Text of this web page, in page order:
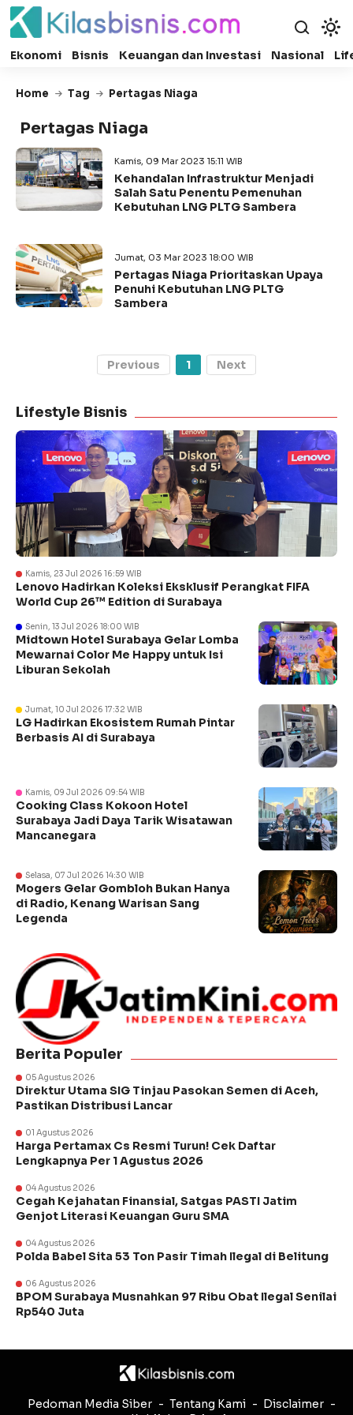
Ekonomi Bisnis Keuangan dan Investasi Nasional
Home Tag Pertagas Niaga
Pertagas Niaga
Kamis, 09 Mar 2023 15:11 WIB
Kehandalan Infrastruktur Menjadi
Salah Satu Penentu Pemenuhan
Kebutuhan LNG PLTG Sambera
Jumat, 03 Mar 2023 18:00 WIB
Pertagas Niaga Prioritaskan Upaya
Penuhi Kebutuhan LNG PLTG
Sambera
Previous 1 Next
Lifestyle Bisnis
Kamis, 23 Jul 2026 16:59 WIB
Lenovo Hadirkan Koleksi Eksklusif Perangkat FIFA
World Cup 26™ Edition di Surabaya
Senin, 13 Jul 2026 18:00 WIB
Midtown Hotel Surabaya Gelar Lomba
Mewarnai Color Me Happy untuk Isi
Liburan Sekolah
Jumat, 10 Jul 2026 17:32 WIB
LG Hadirkan Ekosistem Rumah Pintar
Berbasis AI di Surabaya
Kamis, 09 Jul 2026 09:54 WIB
Cooking Class Kokoon Hotel
Surabaya Jadi Daya Tarik Wisatawan
Mancanegara
Selasa, 07 Jul 2026 14:30 WIB
Mogers Gelar Gombloh Bukan Hanya
di Radio, Kenang Warisan Sang
Legenda
Berita Populer
05 Agustus 2026
Direktur Utama SIG Tinjau Pasokan Semen di Aceh,
Pastikan Distribusi Lancar
01 Agustus 2026
Harga Pertamax Cs Resmi Turun! Cek Daftar
Lengkapnya Per 1 Agustus 2026
04 Agustus 2026
Cegah Kejahatan Finansial, Satgas PASTI Jatim
Genjot Literasi Keuangan Guru SMA
04 Agustus 2026
Polda Babel Sita 53 Ton Pasir Timah Ilegal di Belitung
06 Agustus 2026
BPOM Surabaya Musnahkan 97 Ribu Obat Ilegal Senilai
Rp540 Juta
Pedoman Media Siber Tentang Kami
Disclaimer